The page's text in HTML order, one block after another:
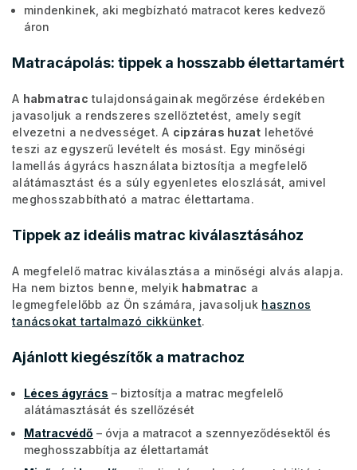
mindenkinek, aki megbízható matracot keres kedvező
áron
Matracápolás: tippek a hosszabb élettartamért
A habmatrac tulajdonságainak megőrzése érdekében
javasoljuk a rendszeres szellőztetést, amely segít
elvezetni a nedvességet. A cipzáras huzat lehetővé
teszi az egyszerű levételt és mosást. Egy minőségi
lamellás ágyrács használata biztosítja a megfelelő
alátámasztást és a súly egyenletes eloszlását, amivel
meghosszabbítható a matrac élettartama.
Tippek az ideális matrac kiválasztásához
A megfelelő matrac kiválasztása a minőségi alvás alapja.
Ha nem biztos benne, melyik habmatrac a
legmegfelelőbb az Ön számára, javasoljuk hasznos
tanácsokat tartalmazó cikkünket.
Ajánlott kiegészítők a matrachoz
Léces ágyrács – biztosítja a matrac megfelelő
alátámasztását és szellőzését
Matracvédő – óvja a matracot a szennyeződésektől és
meghosszabbítja az élettartamát